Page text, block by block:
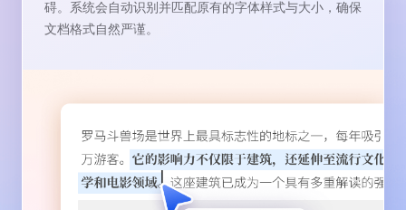
碍。系统会自动识别并匹配原有的字体样式与大小，确保
文档格式自然严谨。